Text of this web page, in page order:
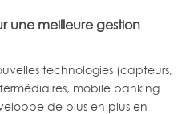
une meilleure gestion
technologies (capteurs,
mobile banking
de plus en plus en